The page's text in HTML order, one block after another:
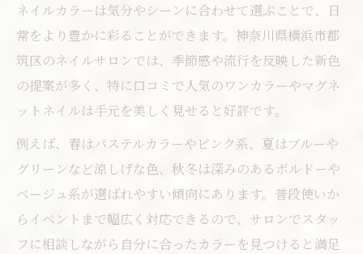
ネイルカラーは気分やシーンに合わせて選ぶことで、日
常をより豊かに彩ることができます。神奈川県横浜市都
筑区のネイルサロンでは、季節感や流行を反映した新色
の提案が多く、特に口コミで人気のワンカラーやマグネ
ットネイルは手元を美しく見せると好評です。
例えば、春はパステルカラーやピンク系、夏はブルーや
グリーンなど涼しげな色、秋冬は深みのあるボルドーや
ベージュ系が選ばれやすい傾向にあります。普段使いか
らイベントまで幅広く対応できるので、サロンでスタッ
フに相談しながら自分に合ったカラーを見つけると満足